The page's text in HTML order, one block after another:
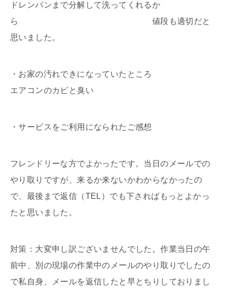
ドレンパンまで分解して洗ってくれるか
ら 値段も適切だと
思いました。
・お家の汚れできになっていたところ
エアコンのカビと臭い
・サービスをご利用になられたご感想
フレンドリーな方でよかったです。当日のメールでの
やり取りですが、来るか来ないかわからなかったの
で、最後まで返信（TEL）でも下さればもっとよかっ
たと思いました。
対策：大変申し訳ございませんでした。作業当日の午
前中、別の現場の作業中のメールのやり取りでしたの
で私自身、メールを返信したと早とちりしておりまし